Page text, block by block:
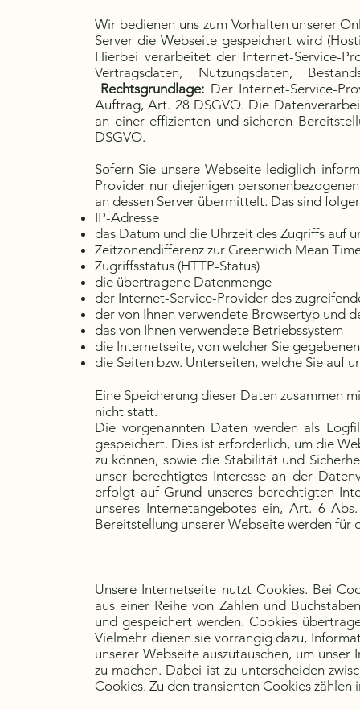
Wir bedienen uns zum Vorhalten unserer
Server die Webseite gespeichert wird
Hierbei verarbeitet der Internet-Service-
Vertragsdaten, Nutzungsdaten,
Rechtsgrundlage: Der Internet-Service-
Auftrag, Art. 28 DSGVO. Die
an einer effizienten und sicheren
DSGVO.
Sofern Sie unsere Webseite lediglich
Provider nur diejenigen
an dessen Server übermittelt. Das sind
IP-Adresse
das Datum und die Uhrzeit des Zugriffs auf
Zeitzonendifferenz zur Greenwich Mean
Zugriffsstatus (HTTP-Status)
die übertragene Datenmenge
der Internet-Service-Provider des
der von Ihnen verwendete Browsertyp und
das von Ihnen verwendete Betriebssystem
die Internetseite, von welcher Sie
die Seiten bzw. Unterseiten, welche Sie auf
Eine Speicherung dieser Daten zusammen
nicht statt.
Die vorgenannten Daten werden als
gespeichert. Dies ist erforderlich, um die
zu können, sowie die Stabilität und
unser berechtigtes Interesse an der
erfolgt auf Grund unseres berechtigten
unseres Internetangebotes ein, Art. 6
Bereitstellung unserer Webseite werden für
Unsere Internetseite nutzt Cookies. Bei
aus einer Reihe von Zahlen und
und gespeichert werden. Cookies
Vielmehr dienen sie vorrangig dazu,
unserer Webseite auszutauschen, um
zu machen. Dabei ist zu unterscheiden
Cookies. Zu den transienten Cookies zählen